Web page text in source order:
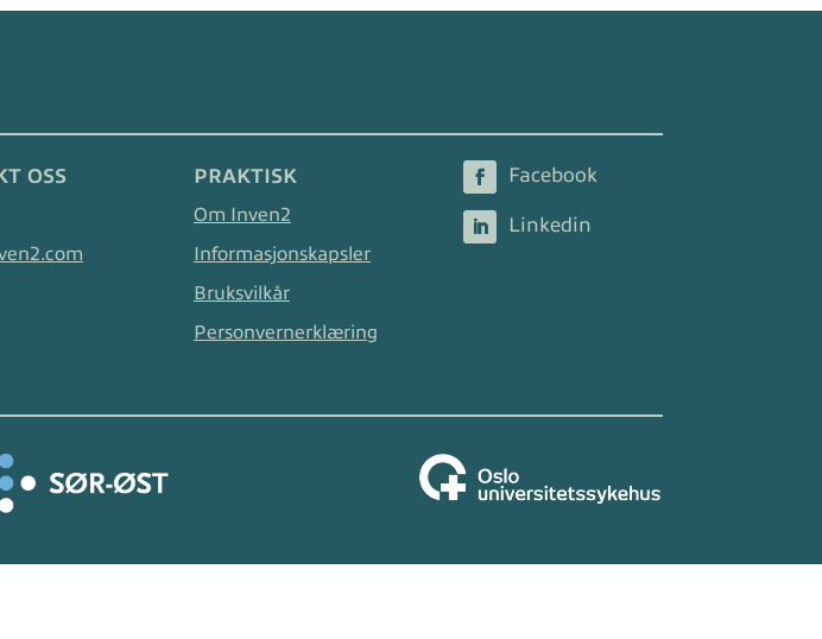
OSS PRAKTISK
Om Inven2
Informasjonskapsler
Bruksvilkår
Personvernerklæring